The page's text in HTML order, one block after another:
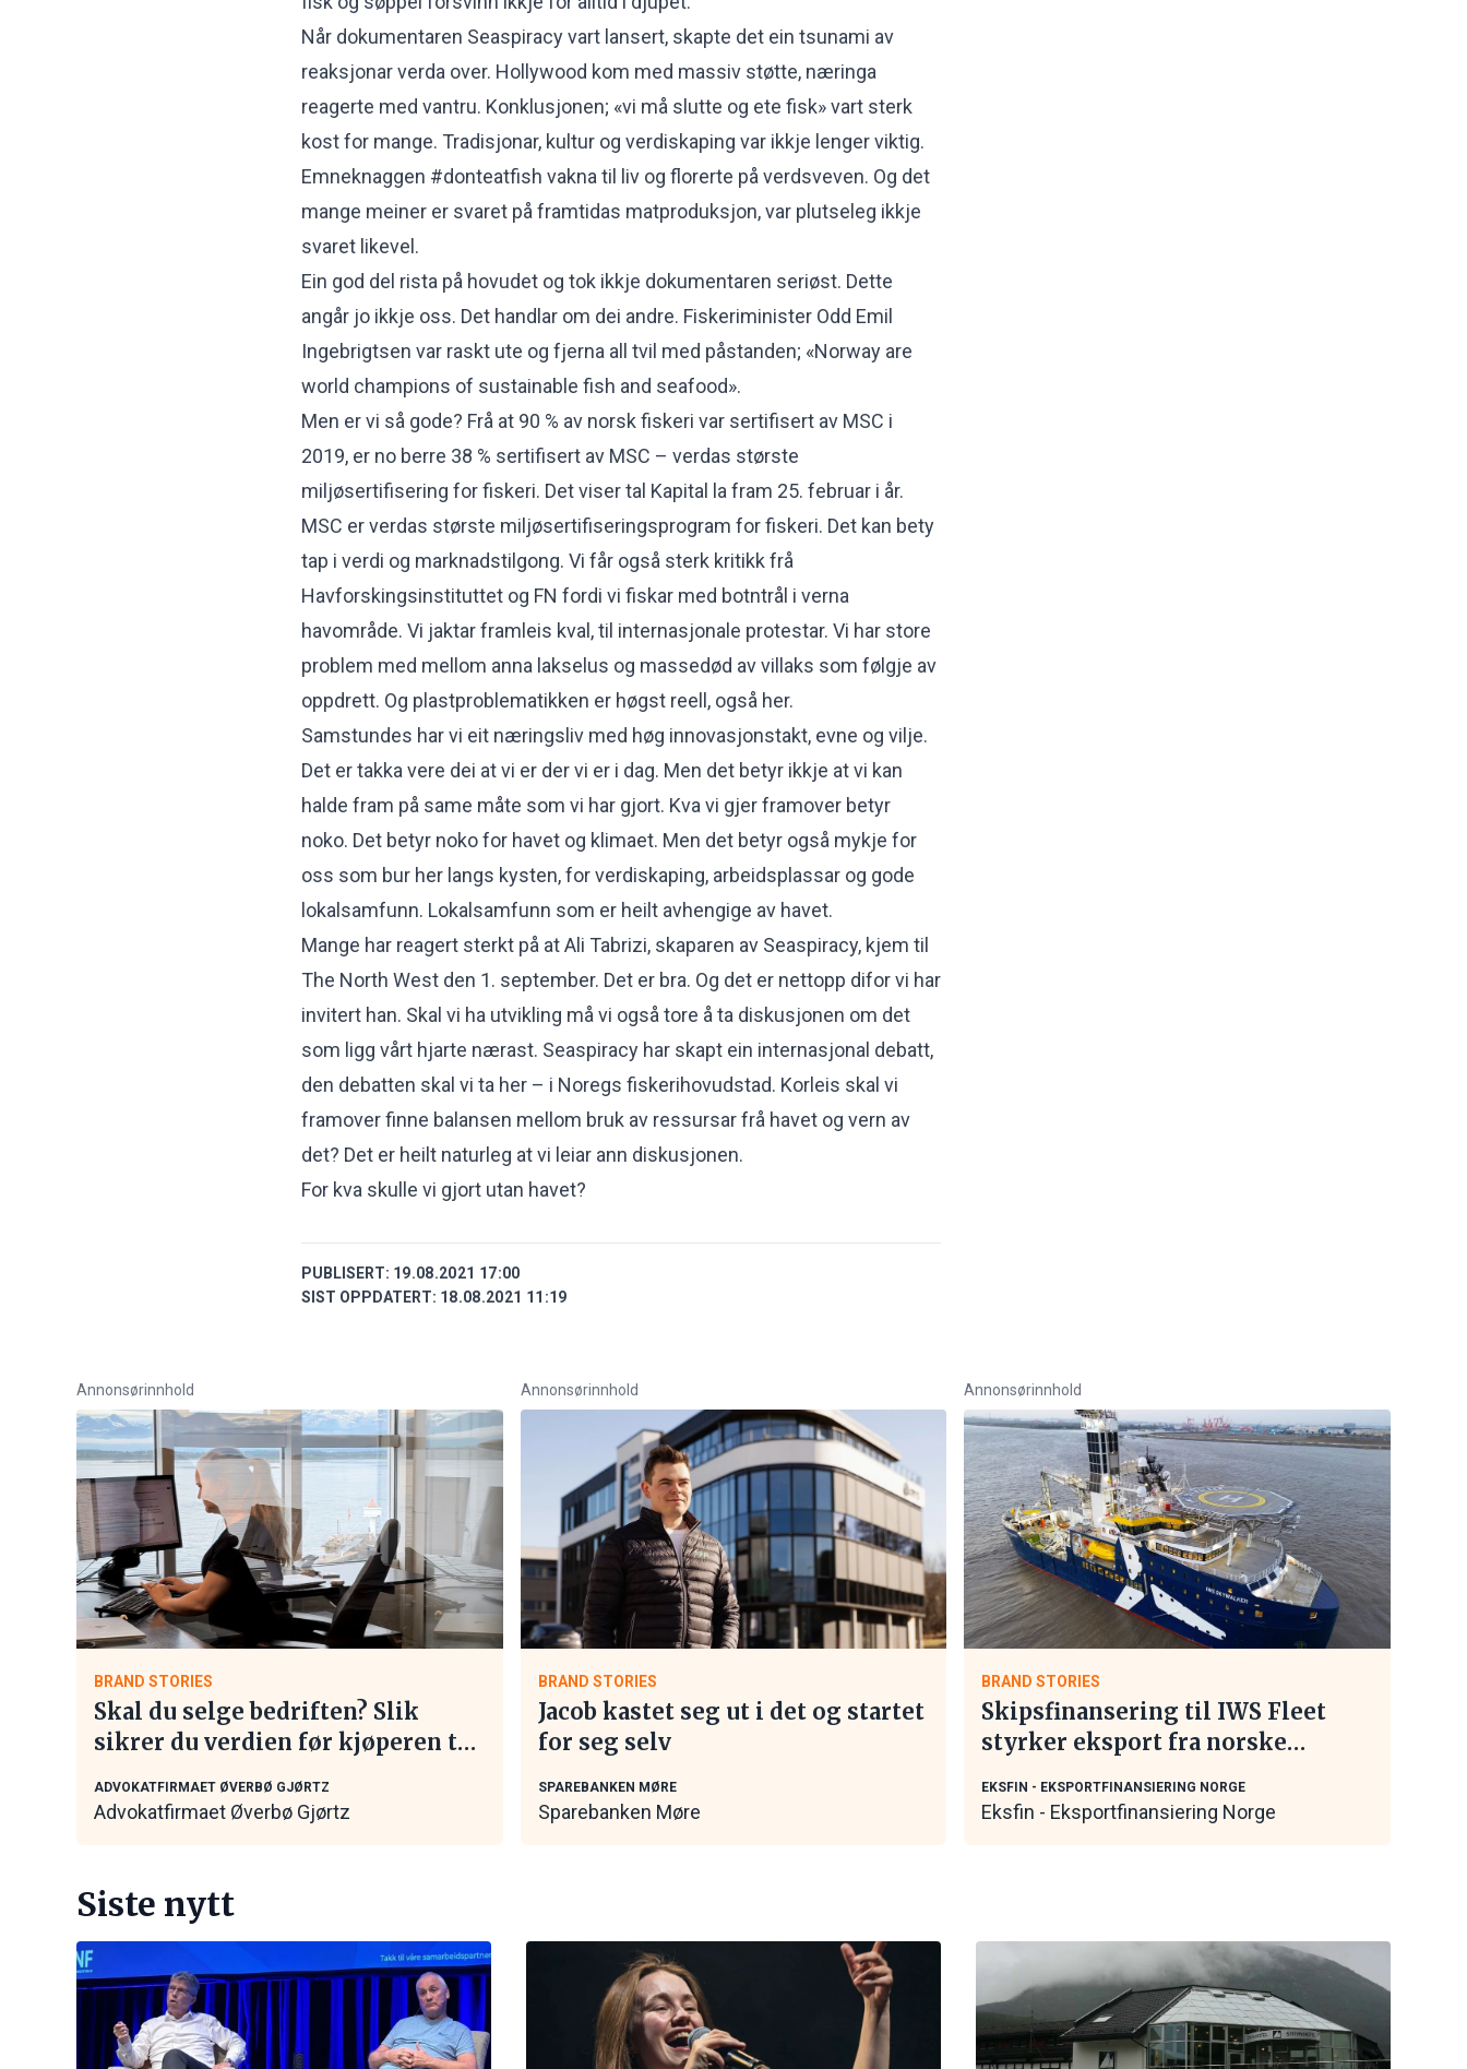
Når dokumentaren Seaspiracy vart lansert, skapte det ein tsunami av
reaksjonar verda over. Hollywood kom med massiv støtte, næringa
reagerte med vantru. Konklusjonen; «vi må slutte og ete fisk» vart sterk
kost for mange. Tradisjonar, kultur og verdiskaping var ikkje lenger viktig.
Emneknaggen #donteatfish vakna til liv og florerte på verdsveven. Og det
mange meiner er svaret på framtidas matproduksjon, var plutseleg ikkje
svaret likevel.
Ein god del rista på hovudet og tok ikkje dokumentaren seriøst. Dette
angår jo ikkje oss. Det handlar om dei andre. Fiskeriminister Odd Emil
Ingebrigtsen var raskt ute og fjerna all tvil med påstanden; «Norway are
world champions of sustainable fish and seafood».
Men er vi så gode? Frå at 90 % av norsk fiskeri var sertifisert av MSC i
2019, er no berre 38 % sertifisert av MSC – verdas største
miljøsertifisering for fiskeri. Det viser tal Kapital la fram 25. februar i år.
MSC er verdas største miljøsertifiseringsprogram for fiskeri. Det kan bety
tap i verdi og marknadstilgong. Vi får også sterk kritikk frå
Havforskingsinstituttet og FN fordi vi fiskar med botntrål i verna
havområde. Vi jaktar framleis kval, til internasjonale protestar. Vi har store
problem med mellom anna lakselus og massedød av villaks som følgje av
oppdrett. Og plastproblematikken er høgst reell, også her.
Samstundes har vi eit næringsliv med høg innovasjonstakt, evne og vilje.
Det er takka vere dei at vi er der vi er i dag. Men det betyr ikkje at vi kan
halde fram på same måte som vi har gjort. Kva vi gjer framover betyr
noko. Det betyr noko for havet og klimaet. Men det betyr også mykje for
oss som bur her langs kysten, for verdiskaping, arbeidsplassar og gode
lokalsamfunn. Lokalsamfunn som er heilt avhengige av havet.
Mange har reagert sterkt på at Ali Tabrizi, skaparen av Seaspiracy, kjem til
The North West den 1. september. Det er bra. Og det er nettopp difor vi har
invitert han. Skal vi ha utvikling må vi også tore å ta diskusjonen om det
som ligg vårt hjarte nærast. Seaspiracy har skapt ein internasjonal debatt,
den debatten skal vi ta her – i Noregs fiskerihovudstad. Korleis skal vi
framover finne balansen mellom bruk av ressursar frå havet og vern av
det? Det er heilt naturleg at vi leiar ann diskusjonen.
For kva skulle vi gjort utan havet?
PUBLISERT: 19.08.2021 17:00
SIST OPPDATERT: 18.08.2021 11:19
Annonsørinnhold
BRAND STORIES
Skal du selge bedriften? Slik
sikrer du verdien før kjøperen tar
ADVOKATFIRMAET ØVERBØ GJØRTZ
Advokatfirmaet Øverbø Gjørtz
Annonsørinnhold
BRAND STORIES
Jacob kastet seg ut i det og startet
for seg selv
SPAREBANKEN MØRE
Sparebanken Møre
Annonsørinnhold
BRAND STORIES
Skipsfinansering til IWS Fleet
styrker eksport fra norske
EKSFIN - EKSPORTFINANSIERING NORGE
Eksfin - Eksportfinansiering Norge
Siste nytt